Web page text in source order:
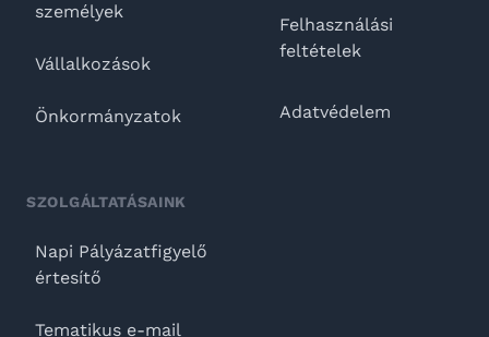
személyek
Vállalkozások
Önkormányzatok
SZOLGÁLTATÁSAINK
Napi Pályázatfigyelő
értesítő
Tematikus e-mail
Felhasználási
feltételek
Adatvédelem